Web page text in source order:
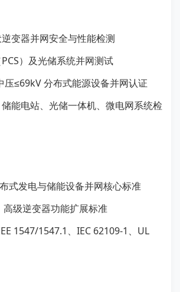
变器并网安全与性能检测
）及光储系统并网测试
压≤69kV 分布式能源设备并网认证
能电站、光储一体机、微电网系统检
式发电与储能设备并网核心标准
高级逆变器功能扩展标准
1547/1547.1、IEC 62109-1、UL